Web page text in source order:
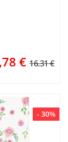
€ 16.31 €
- 30%